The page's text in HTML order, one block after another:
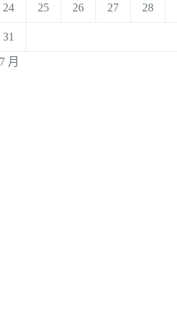
24 25 26 27 28
31
月